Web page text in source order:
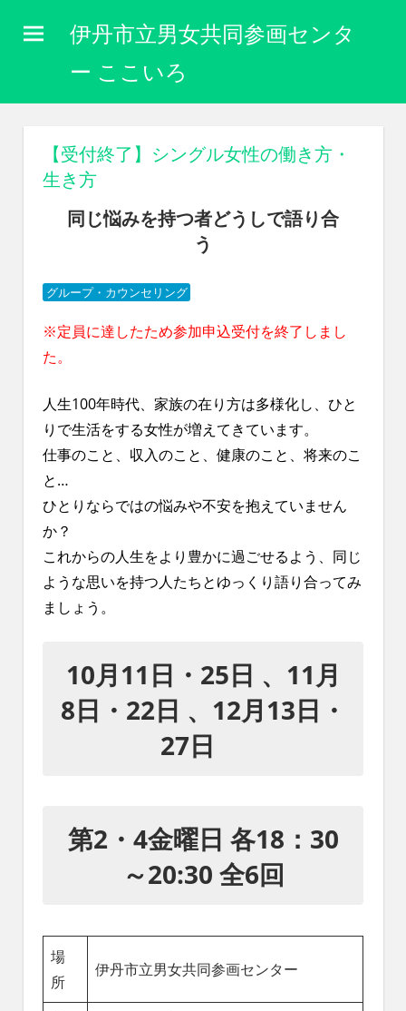
伊丹市立男女共同参画センタ
ー ここいろ
関
わ
な
ら
く
ら
る
社
を、
次
代
に
き
豊
か
な
【受付終了】シングル女性の働き方・
生き方
同じ悩みを持つ者どうしで語り合
う
グループ・カウンセリング
※定員に達したため参加申込受付を終了しまし
た。
人生100年時代、家族の在り方は多様化し、ひと
りで生活をする女性が増えてきています。
仕事のこと、収入のこと、健康のこと、将来のこ
と…
ひとりならではの悩みや不安を抱えていません
か？
これからの人生をより豊かに過ごせるよう、同じ
ような思いを持つ人たちとゆっくり語り合ってみ
ましょう。
10月11日・25日 、11月
8日・22日 、12月13日・
27日
第2・4金曜日 各18：30
～20:30 全6回
場
所
伊丹市立男女共同参画センター